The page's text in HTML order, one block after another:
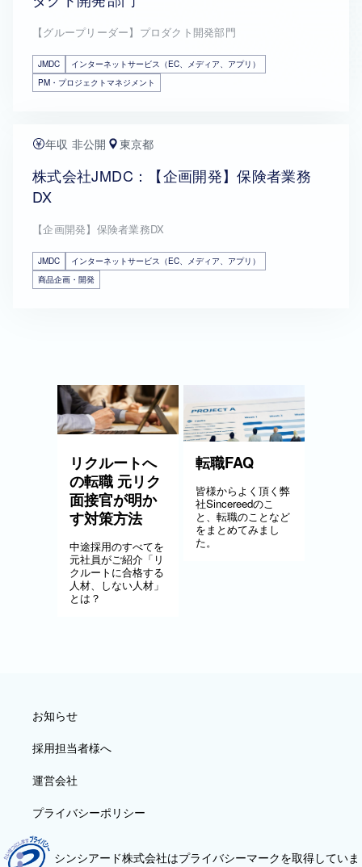
【グループリーダー】プロダクト開発部門
JMDC
インターネットサービス（EC、メディア、アプリ）
PM・プロジェクトマネジメント
年収 非公開 東京都
株式会社JMDC：【企画開発】保険者業務
DX
【企画開発】保険者業務DX
JMDC
インターネットサービス（EC、メディア、アプリ）
商品企画・開発
リクルートへ
の転職 元リク
面接官が明か
す対策方法
中途採用のすべてを
元社員がご紹介「リ
クルートに合格する
人材、しない人材」
とは？
転職FAQ
皆様からよく頂く弊
社Sincereedのこ
と、転職のことなど
をまとめてみまし
た。
お知らせ
採用担当者様へ
運営会社
プライバシーポリシー
シンシアード株式会社はプライバシーマークを取得していま